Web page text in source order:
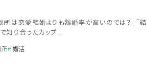
所は恋愛結婚よりも離婚率が高いのでは？」「結
知り合ったカップ...
所 婚活